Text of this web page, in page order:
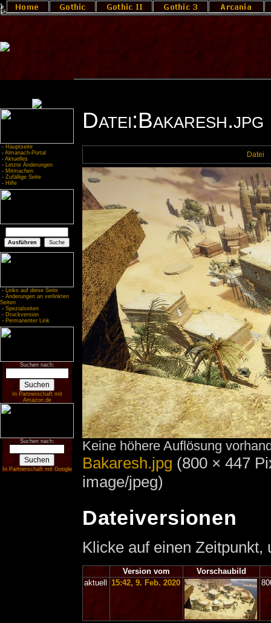
- Hauptseite
- Almanach-Portal
- Aktuelles
- Letzte Änderungen
- Mitmachen
- Zufällige Seite
- Hilfe
- Links auf diese Seite
- Änderungen an verlinkten
Seiten
- Spezialseiten
- Druckversion
- Permanenter Link
Suchen nach:
In Partnerschaft mit
Amazon.de
Suchen nach:
In Partnerschaft mit Google
Datei:Bakaresh.jpg
Datei
Keine höhere Auflösung
Bakaresh.jpg (800 × 447
image/jpeg)
Dateiversionen
Klicke auf einen
Version vom
Vorschaubild
aktuell
15:42, 9. Feb. 2020